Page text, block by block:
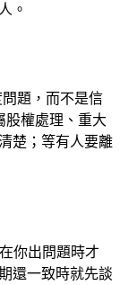
。
題，而不是信
股權處理、重大
楚；等有人要離
你出問題時才
還一致時就先談